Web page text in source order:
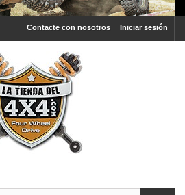
Iniciar sesión
Contacte con nosotros